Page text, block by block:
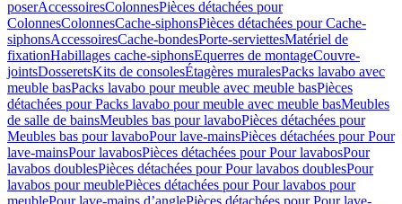
poserAccessoiresColonnesPièces détachées pour
ColonnesColonnesCache-siphonsPièces détachées pour Cache-
siphonsAccessoiresCache-bondesPorte-serviettesMatériel de
fixationHabillages cache-siphonsEquerres de montageCouvre-
jointsDosseretsKits de consolesÉtagères muralesPacks lavabo avec
meuble basPacks lavabo pour meuble avec meuble basPièces
détachées pour Packs lavabo pour meuble avec meuble basMeubles
de salle de bainsMeubles bas pour lavaboPièces détachées pour
Meubles bas pour lavaboPour lave-mainsPièces détachées pour Pour
lave-mainsPour lavabosPièces détachées pour Pour lavabosPour
lavabos doublesPièces détachées pour Pour lavabos doublesPour
lavabos pour meublePièces détachées pour Pour lavabos pour
meublePour lave-mains d’anglePièces détachées pour Pour lave-